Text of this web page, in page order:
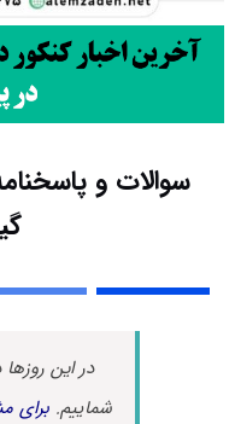
سوالات و
در این
شماییم.برای